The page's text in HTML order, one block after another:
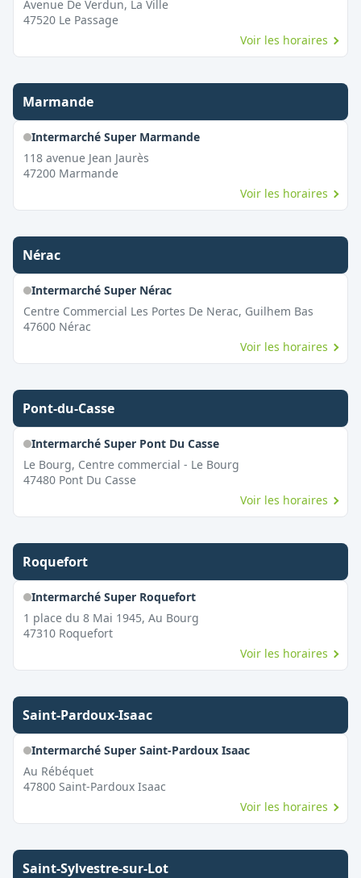
Avenue De Verdun, La Ville
47520 Le Passage
Voir les horaires
Marmande
Intermarché Super Marmande
118 avenue Jean Jaurès
47200 Marmande
Voir les horaires
Nérac
Intermarché Super Nérac
Centre Commercial Les Portes De Nerac, Guilhem Bas
47600 Nérac
Voir les horaires
Pont-du-Casse
Intermarché Super Pont Du Casse
Le Bourg, Centre commercial - Le Bourg
47480 Pont Du Casse
Voir les horaires
Roquefort
Intermarché Super Roquefort
1 place du 8 Mai 1945, Au Bourg
47310 Roquefort
Voir les horaires
Saint-Pardoux-Isaac
Intermarché Super Saint-Pardoux Isaac
Au Rébéquet
47800 Saint-Pardoux Isaac
Voir les horaires
Saint-Sylvestre-sur-Lot